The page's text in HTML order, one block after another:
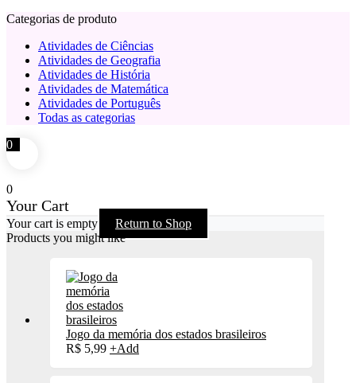
Categorias de produto
Atividades de Ciências
Atividades de Geografia
Atividades de História
Atividades de Matemática
Atividades de Português
Todas as categorias
0
0
Your Cart
Your cart is empty
Return to Shop
Products you might like
Jogo da memória dos estados brasileiros
R$ 5,99 +Add